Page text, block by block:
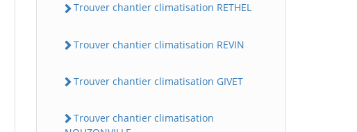
Trouver chantier climatisation RETHEL
Trouver chantier climatisation REVIN
Trouver chantier climatisation GIVET
Trouver chantier climatisation